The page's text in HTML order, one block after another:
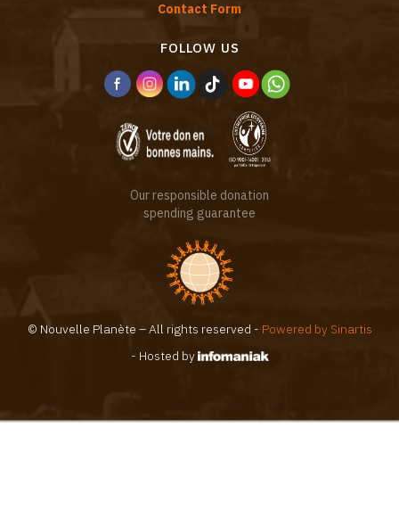
Contact Form
FOLLOW US
Our responsible donation
spending guarantee
© Nouvelle Planète – All rights reserved - Powered by Sinartis
- Hosted by